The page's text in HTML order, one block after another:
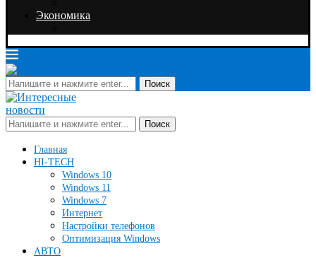
Экономика
Поиск
Поиск
Главная
HI-TECH
Windows 10
Windows 11
Windows 7
Интернет
Настройки телефонов
Оптимизация Windows
АВТО